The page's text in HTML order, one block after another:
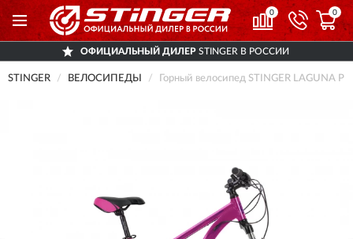
0 0
ОФИЦИАЛЬНЫЙ ДИЛЕР STINGER В РОССИИ
STINGER ВЕЛОСИПЕДЫ Горный велосипед STINGER LAGUNA